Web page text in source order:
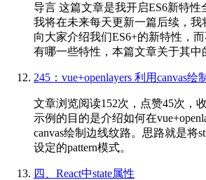
导言 这篇文章是我开启ES6新特性
我将在未来每天更新一篇后续，我
向大家介绍我们ES6+的新特性，
有哪一些特性，本篇文章关于其中
245：vue+openlayers 利用canvas绘
文章浏览阅读152次，点赞45次，
示例的目的是介绍如何在
canvas绘制边线纹路。思路就是将
设定的pattern模式。
四、React中state属性